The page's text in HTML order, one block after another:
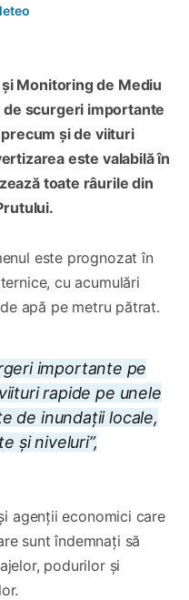
Monitoring de Mediu
de scurgeri importante
și de viituri
este valabilă în
toate râurile din
este prognozat în
cu acumulări
apă pe metru pătrat.
importante pe
rapide pe unele
de inundații locale,
și niveluri”,
agenții economici care
sunt îndemnați să
podurilor și